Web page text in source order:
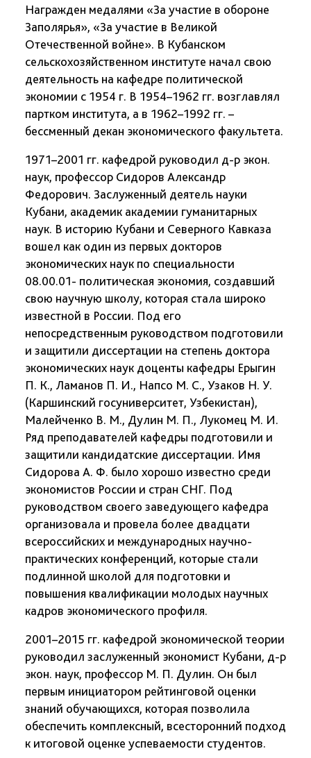
Награжден медалями «За участие в обороне
Заполярья», «За участие в Великой
Отечественной войне». В Кубанском
сельскохозяйственном институте начал свою
деятельность на кафедре политической
экономии с 1954 г. В 1954–1962 гг. возглавлял
партком института, а в 1962–1992 гг. –
бессменный декан экономического факультета.
1971–2001 гг. кафедрой руководил д-р экон.
наук, профессор Сидоров Александр
Федорович. Заслуженный деятель науки
Кубани, академик академии гуманитарных
наук. В историю Кубани и Северного Кавказа
вошел как один из первых докторов
экономических наук по специальности
08.00.01- политическая экономия, создавший
свою научную школу, которая стала широко
известной в России. Под его
непосредственным руководством подготовили
и защитили диссертации на степень доктора
экономических наук доценты кафедры Ерыгин
П. К., Ламанов П. И., Напсо М. С., Узаков Н. У.
(Каршинский госуниверситет, Узбекистан),
Малейченко В. М., Дулин М. П., Лукомец М. И.
Ряд преподавателей кафедры подготовили и
защитили кандидатские диссертации. Имя
Сидорова А. Ф. было хорошо известно среди
экономистов России и стран СНГ. Под
руководством своего заведующего кафедра
организовала и провела более двадцати
всероссийских и международных научно-
практических конференций, которые стали
подлинной школой для подготовки и
повышения квалификации молодых научных
кадров экономического профиля.
2001–2015 гг. кафедрой экономической теории
руководил заслуженный экономист Кубани, д-р
экон. наук, профессор М. П. Дулин. Он был
первым инициатором рейтинговой оценки
знаний обучающихся, которая позволила
обеспечить комплексный, всесторонний подход
к итоговой оценке успеваемости студентов.